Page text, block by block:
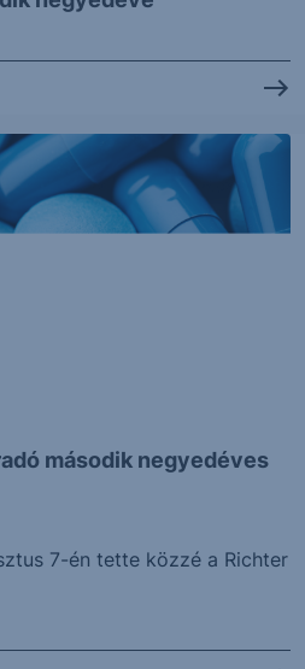
második negyedéves
7-én tette közzé a Richter